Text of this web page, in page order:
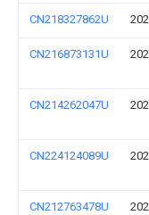
CN218327862U
CN216873131U
CN214262047U
CN224124089U
CN212763478U